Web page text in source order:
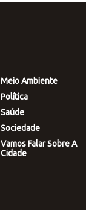
Meio Ambiente
Política
Saúde
Sociedade
Vamos Falar Sobre A
Cidade